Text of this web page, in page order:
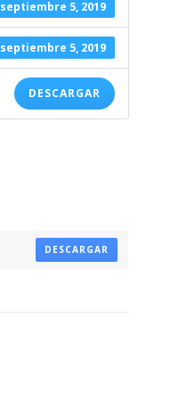
septiembre 5, 2019
septiembre 5, 2019
DESCARGAR
DESCARGAR